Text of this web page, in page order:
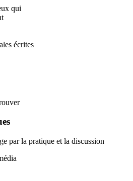
qui
écrites
par la pratique et la discussion